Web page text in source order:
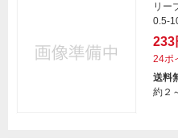
リー
0.5-
233
24ポ
送料
約２